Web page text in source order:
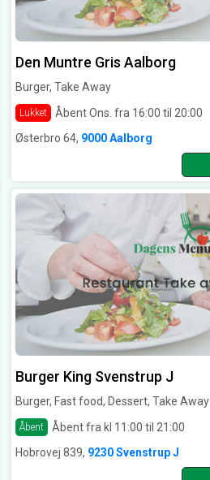
Den Muntre Gris Aalborg
Burger, Take Away
Lukket
Åbent Ons. fra 16:00 til 20:00
Østerbro 64, 9000 Aalborg
Burger King Svenstrup J
Burger, Fast food, Dessert, Take Away
Åbent
Åbent fra kl 11:00 til 21:00
Hobrovej 839, 9230 Svenstrup J